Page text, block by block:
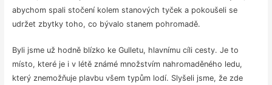
abychom spali stočení kolem stanových tyček a pokoušeli se
udržet zbytky toho, co bývalo stanem pohromadě.
Byli jsme už hodně blízko ke Gulletu, hlavnímu cíli cesty. Je to
místo, které je i v létě známé množstvím nahromaděného ledu,
který znemožňuje plavbu všem typům lodí. Slyšeli jsme, že zde